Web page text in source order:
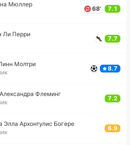
Мюллер
68' 7.1
Ли Перри
7.7
Молтри
8.7
Фле­минг
7.2
Элла Архо­нту­лис Богере
6.9